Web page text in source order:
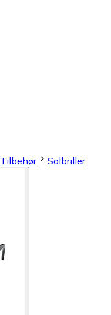
Tilbehør Solbriller